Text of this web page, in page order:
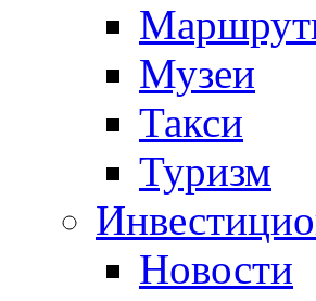
Музеи
Такси
Туризм
Новости